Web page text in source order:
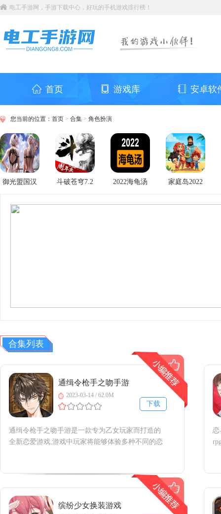
电工手游网，手游下载中心，好玩的手机游戏排行榜！
首页 游戏库 安卓软
您当前的位置： 首页 > 合集 > 角色扮演
御光盟国汉
斗破苍穹7.2
2022海龟汤
家庭岛2022
合集列表
通缉令枪手之吻手游
2023-03-14 / 62.0M
下载
通缉令枪手之吻手游是一款专为乙女玩家而打造的
全新恋爱游戏,游戏中玩家将能够体验多种不同的恋
缉令枪手之吻官方介绍通缉令枪手之吻是一个女性
向恋爱手游,游戏的人物
恋
家
作
缤纷少女换装游戏